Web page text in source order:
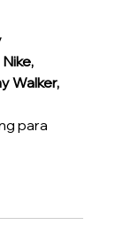
Nike,
Walker,
para